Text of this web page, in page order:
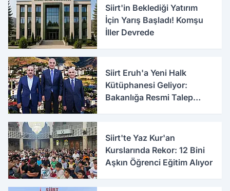
Siirt'in Beklediği Yatırım
İçin Yarış Başladı! Komşu
İller Devrede
Siirt Eruh'a Yeni Halk
Kütüphanesi Geliyor:
Bakanlığa Resmi Talep
Siirt'te Yaz Kur'an
Kurslarında Rekor: 12 Bini
Aşkın Öğrenci Eğitim Alıyor